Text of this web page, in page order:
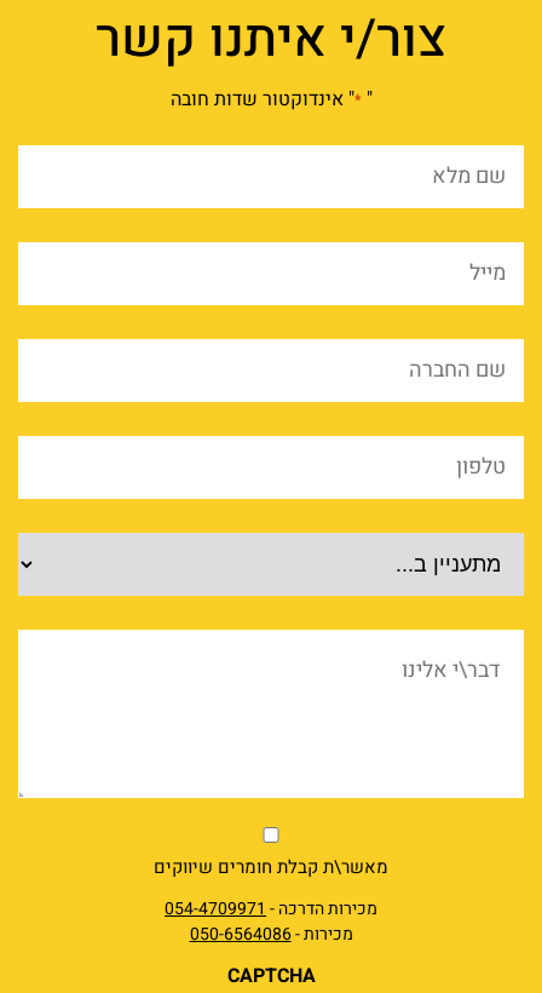
צור/י איתנו קשר
"
*" אינדוקטור שדות חובה
שם
מייל
שם
טלפון
מוצרים
דבר\י
market
מאשר\ת קבלת חומרים שיווקים
מכירות הדרכה -054-4709971
מכירות -050-6564086
CAPTCHA